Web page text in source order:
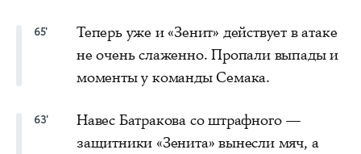
65'
Теперь уже и «Зенит» действует в атаке
не очень слаженно. Пропали выпады и
моменты у команды Семака.
63'
Навес Батракова со штрафного —
защитники «Зенита» вынесли мяч, а